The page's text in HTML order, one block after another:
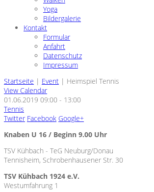
Yoga
Bildergalerie
Kontakt
Formular
Anfahrt
Datenschutz
Impressum
Startseite | Event | Heimspiel Tennis
View Calendar
01.06.2019 09:00 - 13:00
Tennis
Twitter Facebook Google+
Knaben U 16 / Beginn 9.00 Uhr
TSV Kühbach - TeG Neuburg/Donau
Tennisheim, Schrobenhausener Str. 30
TSV Kühbach 1924 e.V.
Westumfahrung 1